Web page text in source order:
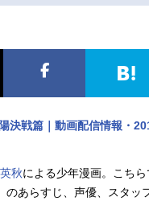
声優記
決戦篇｜動画配信情報・
秋による少年漫画。こち
のあらすじ、声優、スタッ